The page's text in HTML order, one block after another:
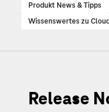
Produkt News & Tipps
Wissenswertes zu
Release